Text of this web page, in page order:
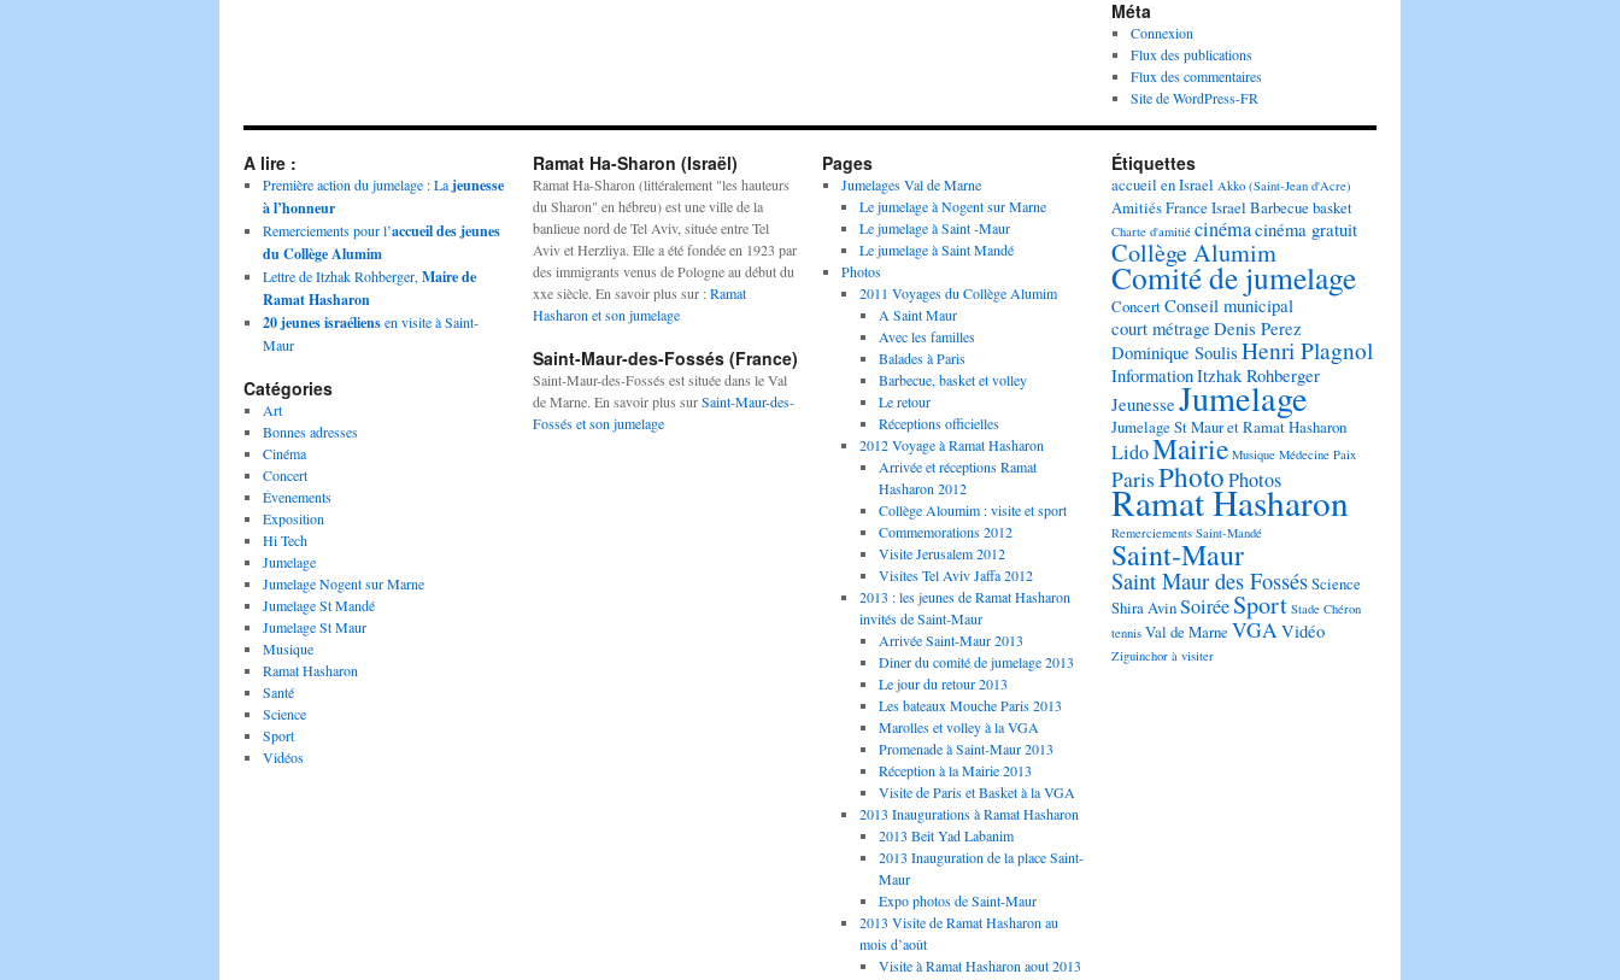
Méta
Connexion
Flux des publications
Flux des commentaires
Site de WordPress-FR
A lire :
Première action du jumelage : Lajeunesse
à l’honneur
Remerciements pour l’accueil des jeunes
du Collège Alumim
Lettre de Itzhak Rohberger, Maire de
Ramat Hasharon
20 jeunes israéliensen visite à Saint-
Maur
Catégories
Art
Bonnes adresses
Cinéma
Concert
Évenements
Exposition
Hi Tech
Jumelage
Jumelage Nogent sur Marne
Jumelage St Mandé
Jumelage St Maur
Musique
Ramat Hasharon
Santé
Science
Sport
Vidéos
Ramat Ha-Sharon (Israël)
Ramat Ha-Sharon (littéralement "les hauteurs
du Sharon" en hébreu) est une ville de la
banlieue nord de Tel Aviv, située entre Tel
Aviv et Herzliya. Elle a été fondée en 1923 par
des immigrants venus de Pologne au début du
xxe siècle. En savoir plus sur :Ramat
Hasharon et son jumelage
Saint-Maur-des-Fossés (France)
Saint-Maur-des-Fossés est située dans le Val
de Marne. En savoir plus surSaint-Maur-des-
Fossés et son jumelage
Pages
Jumelages Val de Marne
Le jumelage à Nogent sur Marne
Le jumelage à Saint -Maur
Le jumelage à Saint Mandé
Photos
2011 Voyages du Collège Alumim
A Saint Maur
Avec les familles
Balades à Paris
Barbecue, basket et volley
Le retour
Réceptions officielles
2012 Voyage à Ramat Hasharon
Arrivée et réceptions Ramat
Hasharon 2012
Collège Aloumim : visite et sport
Commemorations 2012
Visite Jerusalem 2012
Visites Tel Aviv Jaffa 2012
2013 : les jeunes de Ramat Hasharon
invités de Saint-Maur
Arrivée Saint-Maur 2013
Diner du comité de jumelage 2013
Le jour du retour 2013
Les bateaux Mouche Paris 2013
Marolles et volley à la VGA
Promenade à Saint-Maur 2013
Réception à la Mairie 2013
Visite de Paris et Basket à la VGA
2013 Inaugurations à Ramat Hasharon
2013 Beit Yad Labanim
2013 Inauguration de la place Saint-
Maur
Expo photos de Saint-Maur
2013 Visite de Ramat Hasharon au
mois d’août
Visite à Ramat Hasharon aout 2013
Étiquettes
accueil en Israel Akko (Saint-Jean d'Acre)
Amitiés France Israel Barbecuebasket
Charte d'amitié cinémacinéma gratuit
Collège Alumim
Comité de jumelage
ConcertConseil municipal
court métrage Denis Perez
Dominique Soulis Henri Plagnol
InformationItzhak Rohberger
Jeunesse Jumelage
Jumelage St Maur et Ramat Hasharon
LidoMairie Musique Médecine Paix
ParisPhotoPhotos
Ramat Hasharon
Remerciements Saint-Mandé
Saint-Maur
Saint Maur des FossésScience
Shira AvinSoiréeSport Stade Chéron
tennis Val de MarneVGAVidéo
Ziguinchor à visiter